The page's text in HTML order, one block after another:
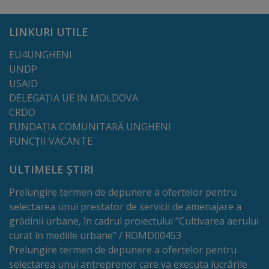
cerere
Arhitectură
și
urbanism
Transparență
Proiecte
de
decizii
Decizii
LINKURI UTILE
EU4UNGHENI
UNDP
USAID
DELEGAȚIA UE IN MOLDOVA
CRDD
FUNDAȚIA COMUNITARĂ UNGHENI
FUNCȚII VACANTE
ULTIMELE ȘTIRI
Prelungire termen de depunere a ofertelor pentru
selectarea unui prestator de servicii de amenajare a
grădinii urbane, în cadrul proiectului ”Cultivarea aerului
curat în mediile urbane” / ROMD00453
Prelungire termen de depunere a ofertelor pentru
selectarea unui antreprenor care va executa lucrările